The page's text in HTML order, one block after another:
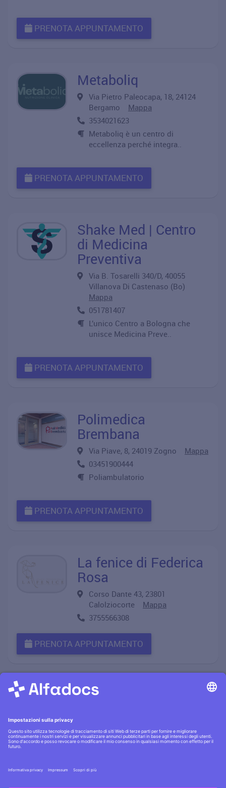
PRENOTA APPUNTAMENTO
Metaboliq
Via Pietro Paleocapa, 18, 24124
Bergamo Mappa
3534021623
Metaboliq è un centro di
eccellenza perché integra..
PRENOTA APPUNTAMENTO
Shake Med | Centro
di Medicina
Preventiva
Via B. Tosarelli 340/D, 40055
Villanova Di Castenaso (Bo)
Mappa
051781407
L’unico Centro a Bologna che
unisce Medicina Preve..
PRENOTA APPUNTAMENTO
Polimedica
Brembana
Via Piave, 8, 24019 Zogno Mappa
03451900444
Poliambulatorio
PRENOTA APPUNTAMENTO
La fenice di Federica
Rosa
Corso Dante 43, 23801
Calolziocorte Mappa
3755566308
PRENOTA APPUNTAMENTO
Informativa privacy·|· Condizioni generali·|·
Scopri lasicurezza AlfaDocs